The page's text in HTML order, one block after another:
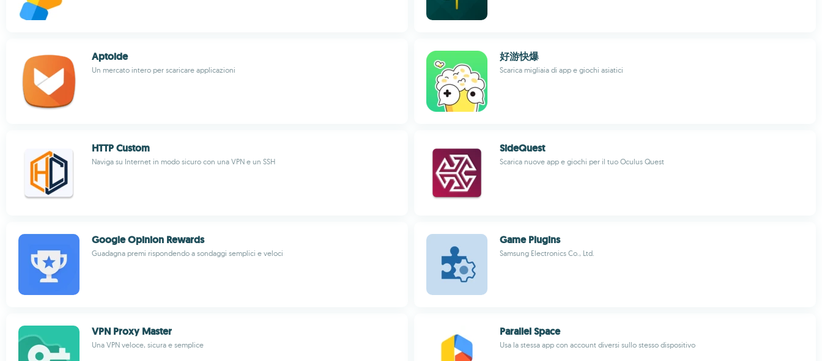
Aptoide
Un mercato intero per scaricare applicazioni
好游快爆
Scarica migliaia di app e giochi asiatici
HTTP Custom
Naviga su Internet in modo sicuro con una VPN e un SSH
SideQuest
Scarica nuove app e giochi per il tuo Oculus Quest
Google Opinion Rewards
Guadagna premi rispondendo a sondaggi semplici e veloci
Game Plugins
Samsung Electronics Co., Ltd.
VPN Proxy Master
Una VPN veloce, sicura e semplice
Parallel Space
Usa la stessa app con account diversi sullo stesso dispositivo